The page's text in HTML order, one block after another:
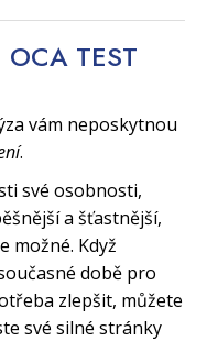
OCA TEST
vám neposkytnou
.
své osobnosti,
a šťastnější,
možné. Když
době pro
zlepšit, můžete
své silné stránky